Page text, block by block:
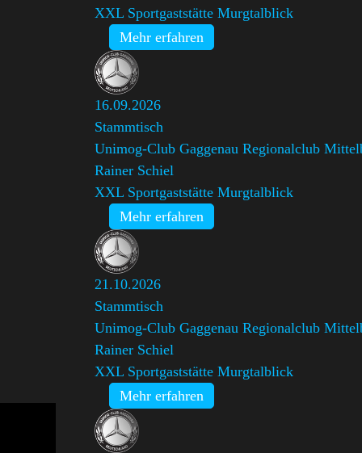
XXL Sportgaststätte Murgtalblick
Mehr erfahren
16.09.2026
Stammtisch
Unimog-Club Gaggenau Regionalclub
Rainer Schiel
XXL Sportgaststätte Murgtalblick
Mehr erfahren
21.10.2026
Stammtisch
Unimog-Club Gaggenau Regionalclub
Rainer Schiel
XXL Sportgaststätte Murgtalblick
Mehr erfahren